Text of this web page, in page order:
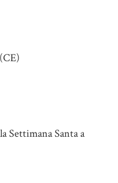
Settimana Santa a